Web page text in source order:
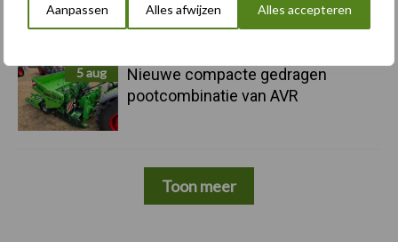
Aanpassen Alles afwijzen Alles accepteren
lat opnieuw hoger
5 aug
Nieuwe compacte gedragen
pootcombinatie van AVR
Toon meer